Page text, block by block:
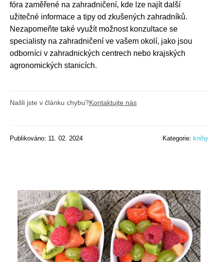
fóra zaměřené na zahradničení, kde lze najít další
užitečné informace a tipy od zkušených zahradníků.
Nezapomeňte také využít možnost konzultace se
specialisty na zahradničení ve vašem okolí, jako jsou
odborníci v zahradnických centrech nebo krajských
agronomických stanicích.
Našli jste v článku chybu?Kontaktujte nás
Publikováno: 11. 02. 2024 Kategorie: knihy